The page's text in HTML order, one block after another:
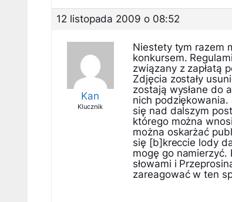
12 listopada 2009 o 08:52
Kan
Klucznik
Niestety tym razem
konkursem.
związany z zapłatą
Zdjęcia zostały
zostają wysłane do
nich podziękowania.
się nad dalszym
którego można
można oskarżać
się [b]kreccie lody
mogę go
słowami i
zareagować w ten